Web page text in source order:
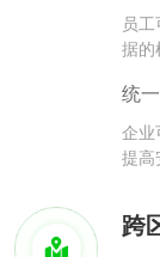
员
据的
统
企业
提高
跨